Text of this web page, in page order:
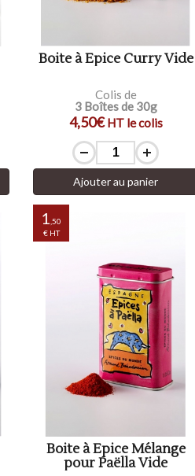
Boite à Epice Curry Vide
Colis de
3 Boîtes de 30g
4,50€HT le colis
Ajouter au panier
1 ,50
€ HT
Boite à Epice Mélange
pour Paëlla Vide